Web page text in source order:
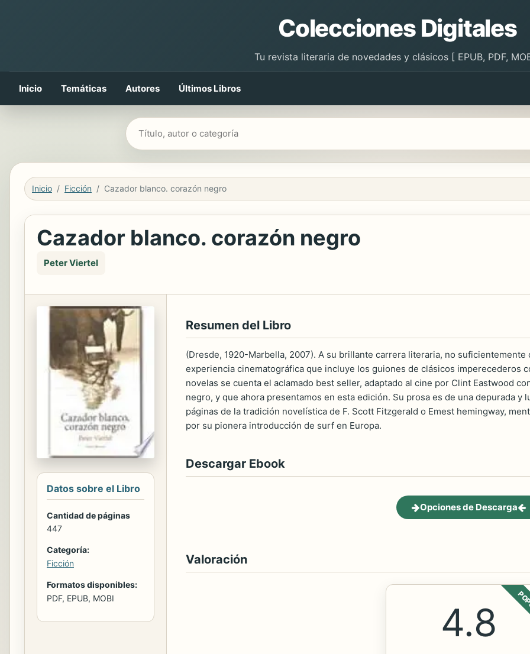
Colecciones Digitales
Tu revista literaria de novedades y clásicos [ EPUB, PDF,
Inicio Temáticas Autores Últimos Libros
Buscar libros
Inicio Ficción Cazador blanco. corazón negro
Cazador blanco. corazón negro
Peter Viertel
Datos sobre el Libro
Cantidad de páginas
447
Categoría:
Ficción
Formatos disponibles:
PDF, EPUB, MOBI
Resumen del Libro
(Dresde, 1920-Marbella, 2007). A su brillante carrera literaria, no
experiencia cinematográfica que incluye los guiones de clásicos imperecederos
novelas se cuenta el aclamado best seller, adaptado al cine por Clint Eastwood
negro, y que ahora presentamos en esta edición. Su prosa es de una depurada y
páginas de la tradición novelística de F. Scott Fitzgerald o Emest hemingway,
por su pionera introducción de surf en Europa.
Descargar Ebook
Opciones de Descarga
Valoración
4.8